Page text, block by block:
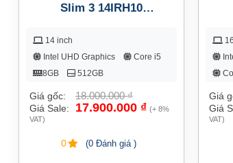
Slim 3 14IRH10
14 inch
Intel UHD Graphics
Core i5
8GB
512GB
Giá gốc: 18.000.000₫
Giá Sale: 17.900.000 ₫ (+ 8%
VAT)
0 (0 Đánh giá )
Giá
Giá
VAT)